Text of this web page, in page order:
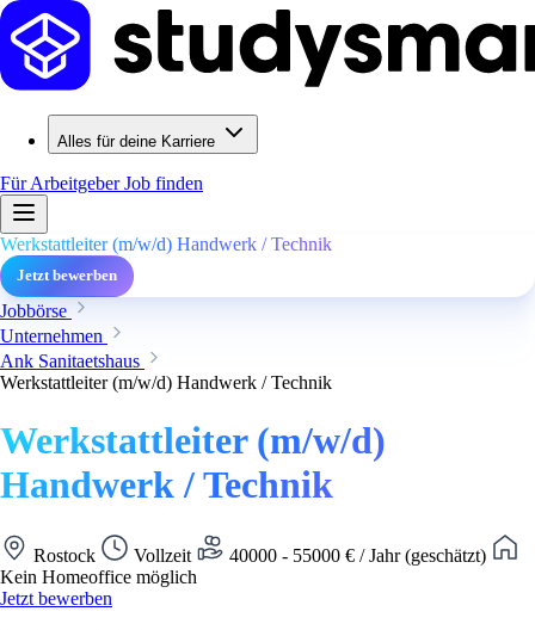
Alles für deine Karriere
Für ArbeitgeberJob finden
Werkstattleiter (m/w/d) Handwerk / Technik
Jetzt bewerben
Jobbörse
Unternehmen
Ank Sanitaetshaus
Werkstattleiter (m/w/d) Handwerk / Technik
Werkstattleiter (m/w/d)
Handwerk / Technik
Rostock Vollzeit
40000 - 55000 € / Jahr (geschätzt)
Kein Homeoffice möglich
Jetzt bewerben